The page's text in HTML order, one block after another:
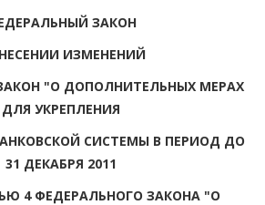
ЗАКОН
ИЗМЕНЕНИЙ
"О ДОПОЛНИТЕЛЬНЫХ МЕРАХ
ДЛЯ УКРЕПЛЕНИЯ
СИСТЕМЫ В ПЕРИОД ДО
31 ДЕКАБРЯ 2011
4 ФЕДЕРАЛЬНОГО ЗАКОНА "О